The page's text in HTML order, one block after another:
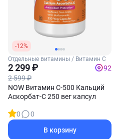
-12%
Отдельные витамины / Витамин С
2 299 ₽
2 599 ₽
92
NOW Витамин С-500 Кальций
Аскорбат-С 250 вег капсул
0
0
В корзину